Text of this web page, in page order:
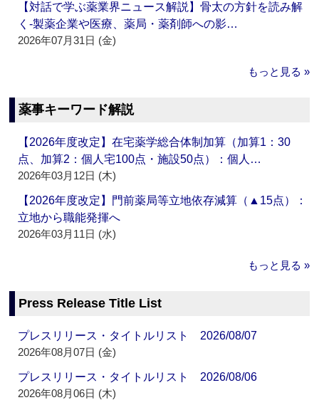
【対話で学ぶ薬業界ニュース解説】骨太の方針を読み解
く‐製薬企業や医療、薬局・薬剤師への影…
2026年07月31日 (金)
もっと見る »
薬事キーワード解説
【2026年度改定】在宅薬学総合体制加算（加算1：30
点、加算2：個人宅100点・施設50点）：個人…
2026年03月12日 (木)
【2026年度改定】門前薬局等立地依存減算（▲15点）：
立地から職能発揮へ
2026年03月11日 (水)
もっと見る »
Press Release Title List
プレスリリース・タイトルリスト 2026/08/07
2026年08月07日 (金)
プレスリリース・タイトルリスト 2026/08/06
2026年08月06日 (木)